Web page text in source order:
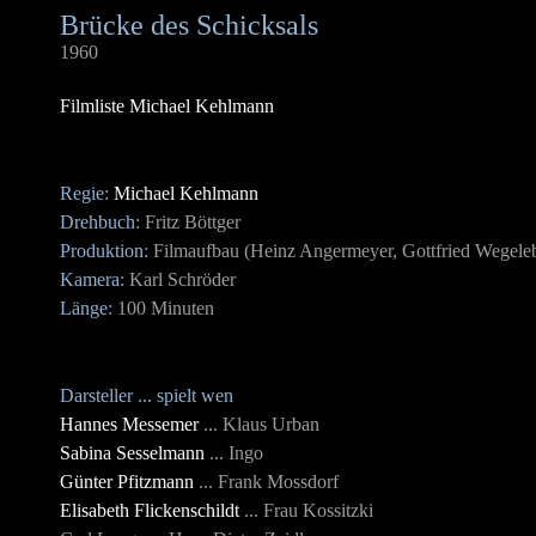
Brücke des Schicksals
1960
Filmliste Michael Kehlmann
Regie: Michael Kehlmann
Drehbuch: Fritz Böttger
Produktion: Filmaufbau (Heinz Angermeyer, Gottfried
Kamera: Karl Schröder
Länge: 100 Minuten
Darsteller ... spielt wen
Hannes Messemer... Klaus Urban
Sabina Sesselmann ... Ingo
Günter Pfitzmann ... Frank Mossdorf
Elisabeth Flickenschildt ... Frau Kossitzki